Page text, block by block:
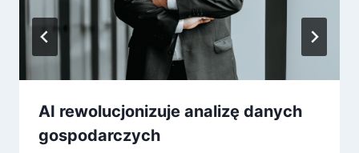
AI rewolucjonizuje analizę danych
gospodarczych